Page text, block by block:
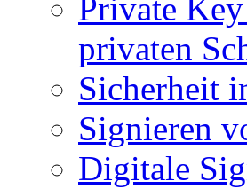
Private
privaten
Sicherheit
Signieren
Digitale